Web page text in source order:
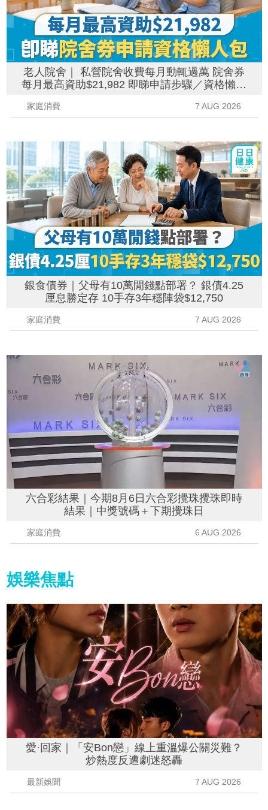
老人院舍｜ 私營院舍收費每月動輒過萬 院舍券
每月最高資助$21,982 即睇申請步驟／資格懶人
家庭消費 7 AUG 2026
銀食債券｜父母有10萬閒錢點部署？ 銀債4.25
厘息勝定存 10手存3年穩陣袋$12,750
家庭消費 7 AUG 2026
六合彩結果｜今期8月6日六合彩攪珠攪珠即時
結果｜中獎號碼＋下期攪珠日
家庭消費 6 AUG 2026
娛樂焦點
愛·回家｜「安Bon戀」線上重溫爆公關災難？
炒熱度反遭劇迷怒轟
最新娛聞 7 AUG 2026